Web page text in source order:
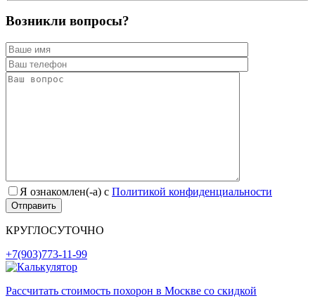
Возникли вопросы?
Я ознакомлен(-а) с Политикой конфиденциальности
КРУГЛОСУТОЧНО
+7(903)773-11-99
Рассчитать стоимость похорон в Москве со скидкой